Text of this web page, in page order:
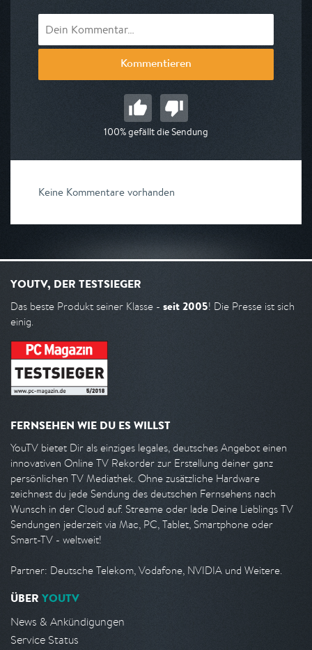
Kommentieren
100% gefällt die Sendung
Keine Kommentare vorhanden
YOUTV, DER TESTSIEGER
Das beste Produkt seiner Klasse - seit 2005! Die Presse ist sich
einig.
FERNSEHEN WIE DU ES WILLST
YouTV bietet Dir als einziges legales, deutsches Angebot einen
innovativen Online TV Rekorder zur Erstellung deiner ganz
persönlichen TV Mediathek. Ohne zusätzliche Hardware
zeichnest du jede Sendung des deutschen Fernsehens nach
Wunsch in der Cloud auf. Streame oder lade Deine Lieblings TV
Sendungen jederzeit via Mac, PC, Tablet, Smartphone oder
Smart-TV - weltweit!
Partner: Deutsche Telekom, Vodafone, NVIDIA und Weitere.
ÜBER YOUTV
News & Ankündigungen
Service Status